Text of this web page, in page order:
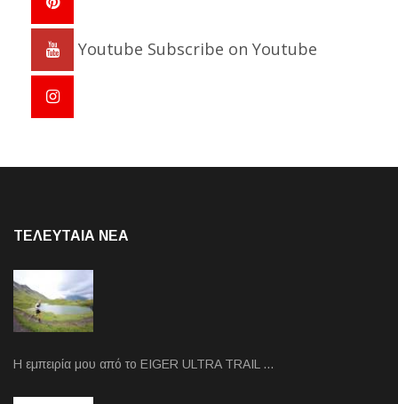
Youtube Subscribe on Youtube
ΤΕΛΕΥΤΑΙΑ NEA
Η εμπειρία μου από το EIGER ULTRA TRAIL …